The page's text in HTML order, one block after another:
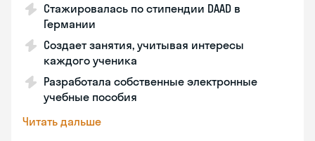
Стажировалась по стипендии DAAD в
Германии
Создает занятия, учитывая интересы
каждого ученика
Разработала собственные электронные
учебные пособия
Читать дальше